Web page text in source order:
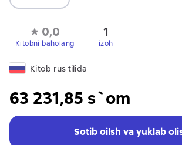
0,0
Kitobni baholang
1
izoh
Kitob rus tilida
63 231,85 s`om
Sotib oilsh va yuklab